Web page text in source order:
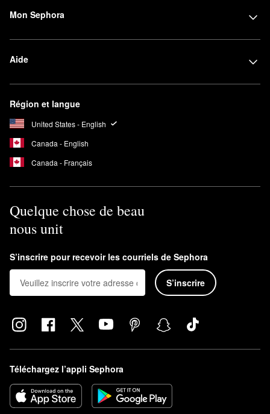
Mon Sephora
Aide
Région et langue
United States - English
Canada - English
Canada - Français
Quelque chose de beau
nous unit
S’inscrire pour recevoir les courriels de Sephora
S’inscrire
Téléchargez l’appli Sephora